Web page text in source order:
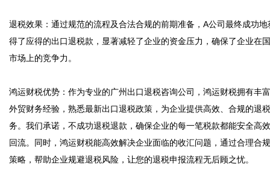
退税效果：通过规范的流程及合法合规的前期准备，A公司最终成功地
得了应得的出口退税款，显著减轻了企业的资金压力，确保了企业在
市场上的竞争力。
鸿运财税优势：作为专业的广州出口退税咨询公司，鸿运财税拥有丰
外贸财务经验，熟悉最新出口退税政策，为企业提供高效、合规的退
务。我们承诺，不成功退税退款，确保企业的每一笔税款都能安全高
回流。同时，鸿运财税能高效解决企业面临的收汇问题，通过合理合
策略，帮助企业规避退税风险，让您的退税申报流程无后顾之忧。